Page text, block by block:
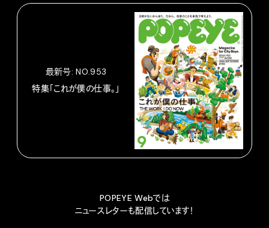
最新号: NO.953
特集「これが僕の仕事。」
POPEYE Webでは
ニュースレターも配信しています！